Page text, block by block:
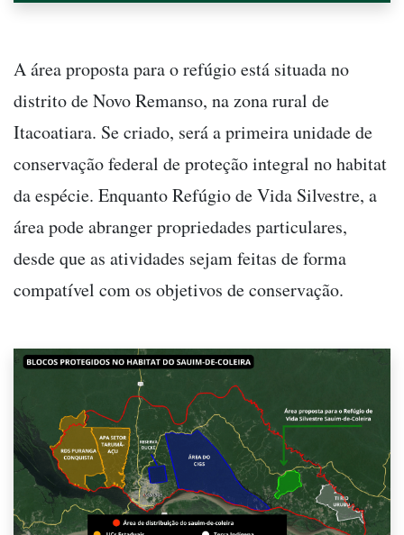
A área proposta para o refúgio está situada no
distrito de Novo Remanso, na zona rural de
Itacoatiara. Se criado, será a primeira unidade de
conservação federal de proteção integral no habitat
da espécie. Enquanto Refúgio de Vida Silvestre, a
área pode abranger propriedades particulares,
desde que as atividades sejam feitas de forma
compatível com os objetivos de conservação.